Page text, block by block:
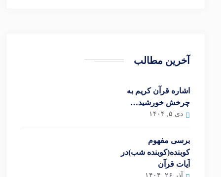
آخرین مطالب
اشاره قرآن کریم به
چرخش خورشید…
دی ۵, ۱۴۰۴
برسی مفهوم
کوبنده(کوبنده شب)در
آیات قرآن
آذر ۲۶, ۱۴۰۴